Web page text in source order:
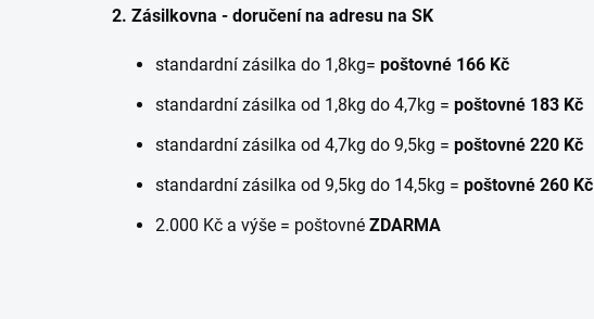
2. Zásilkovna - doručení na adresu na SK
standardní zásilka do 1,8kg= poštovné 166 Kč
standardní zásilka od 1,8kg do 4,7kg = poštovné 183 Kč
standardní zásilka od 4,7kg do 9,5kg = poštovné 220 Kč
standardní zásilka od 9,5kg do 14,5kg = poštovné 260 Kč
2.000 Kč a výše = poštovné ZDARMA